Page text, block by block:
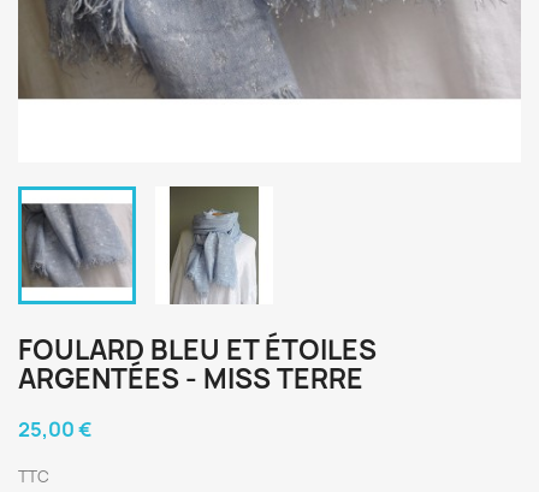
FOULARD BLEU ET ÉTOILES
ARGENTÉES - MISS TERRE
25,00 €
TTC